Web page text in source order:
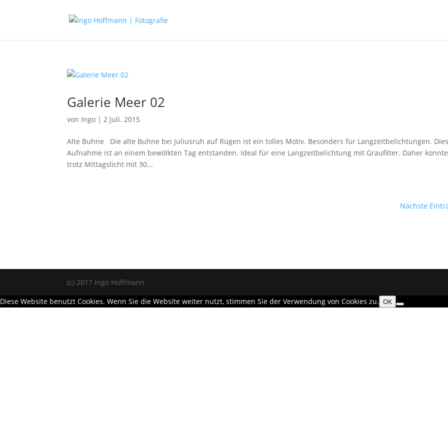
Galerie Meer 02
von Ingo |2 Juli. 2015
Alte Buhne Die alte Buhne bei Juliusruh auf Rügen ist ein tolles Motiv. Besonders für Langzeitbelichtungen.
Aufnahme ist an einem bewölkten Tag entstanden. Ideal für eine Langzeitbelichtung mit Graufilter. Daher
trotz Mittagslicht mit 30...
Nächste
(c) 2017 Ingo Hoffmann
Diese Website benutzt Cookies. Wenn Sie die Website weiter nutzt, stimmen Sie der Verwendung von Cookies zu. OK